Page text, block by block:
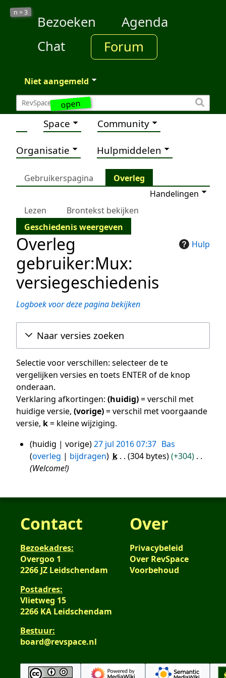
open
n =3
Bezoeken
Agenda
Chat
Forum
Niet aangemeld
Space Community
Organisatie Hulpmiddelen
Gebruikerspagina
Overleg
Handelingen
Lezen
Brontekst bekijken
Geschiedenis weergeven
Hulp
Overleg
gebruiker:Mux:
versiegeschiedenis
Logboek voor deze pagina bekijken
Naar versies zoeken
Selectie voor verschillen: selecteer de te
vergelijken versies en toets ENTER of de knop
onderaan.
Verklaring afkortingen: (huidig)= verschil met
huidige versie, (vorige)= verschil met voorgaande
versie, k= kleine wijziging.
27
2016
huidig vorige 27 jul 2016 07:37 Bas
overleg
bijdragen k 304 bytes
+304
Welcome!
Contact
Bezoekadres:
Overgoo 1
2266 JZ Leidschendam
Postadres:
Vlietweg 15
2266 KA Leidschendam
Bestuur:
board@revspace.nl
Over
Privacybeleid
Over RevSpace
Voorbehoud